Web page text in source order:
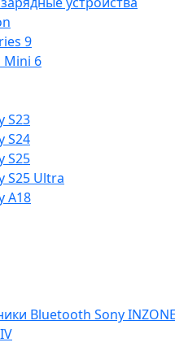
9
6
S23
S24
S25
S25 Ultra
A18
Bluetooth Sony